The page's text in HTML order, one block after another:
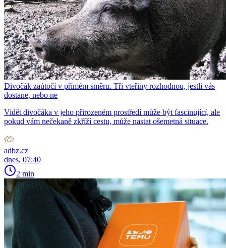
Divočák zaútočí v přímém směru. Tři vteřiny rozhodnou, jestli vás
dostane, nebo ne
Vidět divočáka v jeho přirozeném prostředí může být fascinující, ale
pokud vám nečekaně zkříží cestu, může nastat ošemetná situace.
adbz.cz
dnes, 07:40
2 min